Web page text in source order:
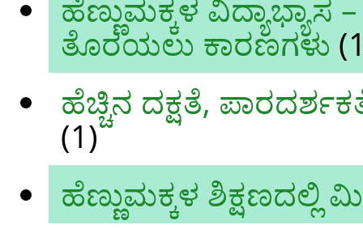
ಹೆಣ್ಣುಮಕ್ಕಳ
ತೊರಯಲು ಕಾರಣಗಳು
ಹೆಚ್ಚಿನ ದಕ್ಷತೆ,
(1)
ಹೆಣ್ಣುಮಕ್ಕಳ ಶಿಕ್ಷಣದಲ್ಲಿ